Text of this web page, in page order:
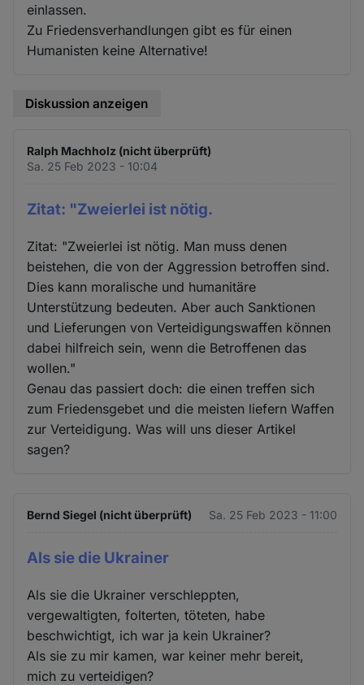
einlassen.
Zu Friedensverhandlungen gibt es für einen
Humanisten keine Alternative!
Diskussion anzeigen
Ralph Machholz (nicht überprüft)
Sa. 25 Feb 2023 - 10:04
Zitat: "Zweierlei ist nötig.
Zitat: "Zweierlei ist nötig. Man muss denen
beistehen, die von der Aggression betroffen sind.
Dies kann moralische und humanitäre
Unterstützung bedeuten. Aber auch Sanktionen
und Lieferungen von Verteidigungswaffen können
dabei hilfreich sein, wenn die Betroffenen das
wollen."
Genau das passiert doch: die einen treffen sich
zum Friedensgebet und die meisten liefern Waffen
zur Verteidigung. Was will uns dieser Artikel
sagen?
Bernd Siegel (nicht überprüft) Sa. 25 Feb 2023 - 11:00
Als sie die Ukrainer
Als sie die Ukrainer verschleppten,
vergewaltigten, folterten, töteten, habe
beschwichtigt, ich war ja kein Ukrainer?
Als sie zu mir kamen, war keiner mehr bereit,
mich zu verteidigen?